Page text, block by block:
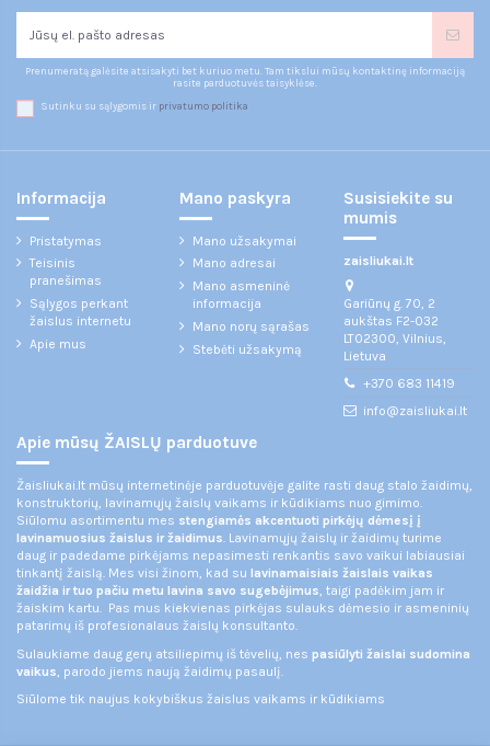
Prenumeratą galėsite atsisakyti bet kuriuo metu. Tam tikslui mūsų kontaktinę informaciją
rasite parduotuvės taisyklėse.
Sutinku su sąlygomis ir privatumo politika
Informacija
Pristatymas
Teisinis
pranešimas
Sąlygos perkant
žaislus internetu
Apie mus
Mano paskyra
Mano užsakymai
Mano adresai
Mano asmeninė
informacija
Mano norų sąrašas
Stebėti užsakymą
Susisiekite su
mumis
zaisliukai.lt
Gariūnų g. 70, 2
aukštas F2-032
LT02300, Vilnius,
Lietuva
+370 683 11419
info@zaisliukai.lt
Apie mūsų ŽAISLŲ parduotuve
Žaisliukai.lt mūsų internetinėje parduotuvėje galite rasti daug stalo žaidimų,
konstruktorių, lavinamųjų žaislų vaikams ir kūdikiams nuo gimimo.
Siūlomu asortimentu mes stengiamės akcentuoti pirkėjų dėmesį į
lavinamuosius žaislus ir žaidimus. Lavinamųjų žaislų ir žaidimų turime
daug ir padedame pirkėjams nepasimesti renkantis savo vaikui labiausiai
tinkantį žaislą. Mes visi žinom, kad su lavinamaisiais žaislais vaikas
žaidžia ir tuo pačiu metu lavina savo sugebėjimus, taigi padėkim jam ir
žaiskim kartu. Pas mus kiekvienas pirkėjas sulauks dėmesio ir asmeninių
patarimų iš profesionalaus žaislų konsultanto.
Sulaukiame daug gerų atsiliepimų iš tėvelių, nes pasiūlyti žaislai sudomina
vaikus , parodo jiems naują žaidimų pasaulį.
Siūlome tik naujus kokybiškus žaislus vaikams ir kūdikiams